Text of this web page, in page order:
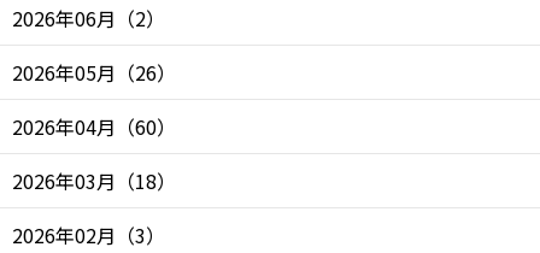
2026年06月 （2）
2026年05月 （26）
2026年04月 （60）
2026年03月 （18）
2026年02月 （3）